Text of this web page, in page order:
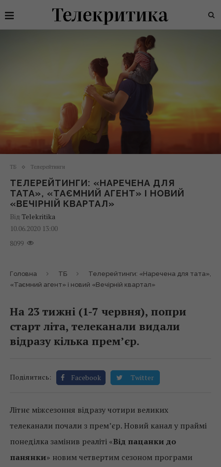
ТБ Телерейтинги
ТЕЛЕРЕЙТИНГИ: «НАРЕЧЕНА ДЛЯ
ТАТА», «ТАЄМНИЙ АГЕНТ» І НОВИЙ
«ВЕЧІРНІЙ КВАРТАЛ»
Від Telekritika
10.06.2020 13:00
8099
Головна ТБ
Телерейтинги: «Наречена для тата»,
«Таємний агент» і новий «Вечірній квартал»
На 23 тижні (1-7 червня), попри
старт літа, телеканали видали
відразу кілька прем’єр.
Поділитись: Facebook Twitter
Літнє міжсезоння відразу чотири великих
телеканали почали з прем’єр. Новий канал у праймі
понеділка замінив реаліті «Від пацанки до
панянки» новим четвертим сезоном програми